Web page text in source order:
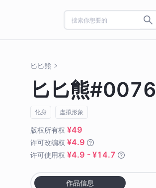
匕匕熊
匕匕熊#0076
化身 虚拟形象
版权所有权 ¥49
许可改编权 ¥4.9
许可使用权 ¥4.9 - ¥14.7
作品信息